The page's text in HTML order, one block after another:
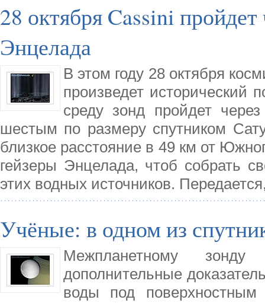
28 октября Cassini
Энцелада
В этом году 28 октября
произведет исторический
среду зонд пройдет
шестым по размеру спутником
близкое расстояние в 49 км от
гейзеры Энцелада, чтоб собрать
этих водных источников.
Учёные: в одном из
Межпланетному
дополнительные
воды под